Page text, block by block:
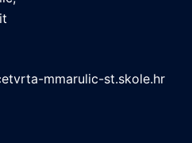
mmarulic-st.skole.hr